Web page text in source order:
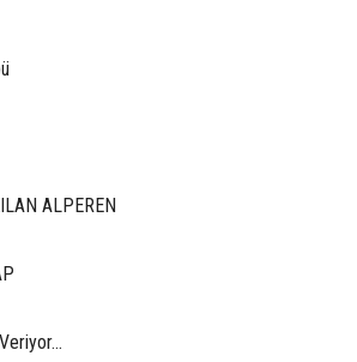
ALPEREN